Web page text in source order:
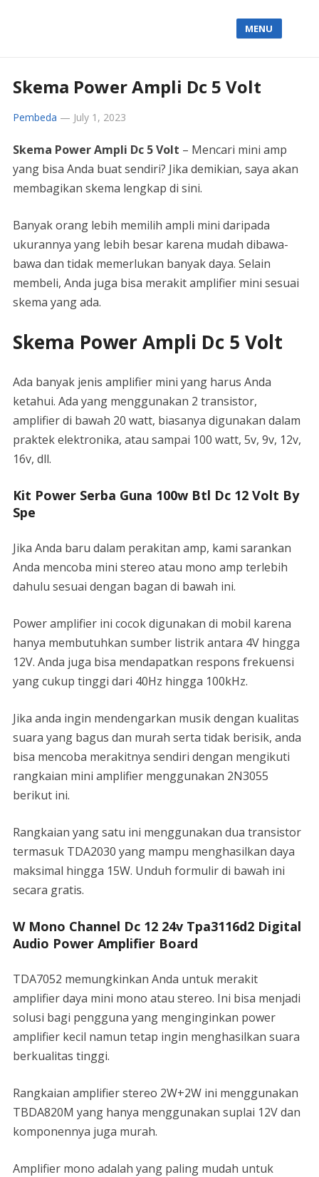
MENU
Skema Power Ampli Dc 5 Volt
Pembeda — July 1, 2023
Skema Power Ampli Dc 5 Volt – Mencari mini amp
yang bisa Anda buat sendiri? Jika demikian, saya akan
membagikan skema lengkap di sini.
Banyak orang lebih memilih ampli mini daripada
ukurannya yang lebih besar karena mudah dibawa-
bawa dan tidak memerlukan banyak daya. Selain
membeli, Anda juga bisa merakit amplifier mini sesuai
skema yang ada.
Skema Power Ampli Dc 5 Volt
Ada banyak jenis amplifier mini yang harus Anda
ketahui. Ada yang menggunakan 2 transistor,
amplifier di bawah 20 watt, biasanya digunakan dalam
praktek elektronika, atau sampai 100 watt, 5v, 9v, 12v,
16v, dll.
Kit Power Serba Guna 100w Btl Dc 12 Volt By
Spe
Jika Anda baru dalam perakitan amp, kami sarankan
Anda mencoba mini stereo atau mono amp terlebih
dahulu sesuai dengan bagan di bawah ini.
Power amplifier ini cocok digunakan di mobil karena
hanya membutuhkan sumber listrik antara 4V hingga
12V. Anda juga bisa mendapatkan respons frekuensi
yang cukup tinggi dari 40Hz hingga 100kHz.
Jika anda ingin mendengarkan musik dengan kualitas
suara yang bagus dan murah serta tidak berisik, anda
bisa mencoba merakitnya sendiri dengan mengikuti
rangkaian mini amplifier menggunakan 2N3055
berikut ini.
Rangkaian yang satu ini menggunakan dua transistor
termasuk TDA2030 yang mampu menghasilkan daya
maksimal hingga 15W. Unduh formulir di bawah ini
secara gratis.
W Mono Channel Dc 12 24v Tpa3116d2 Digital
Audio Power Amplifier Board
TDA7052 memungkinkan Anda untuk merakit
amplifier daya mini mono atau stereo. Ini bisa menjadi
solusi bagi pengguna yang menginginkan power
amplifier kecil namun tetap ingin menghasilkan suara
berkualitas tinggi.
Rangkaian amplifier stereo 2W+2W ini menggunakan
TBDA820M yang hanya menggunakan suplai 12V dan
komponennya juga murah.
Amplifier mono adalah yang paling mudah untuk